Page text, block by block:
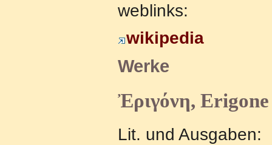
weblinks:
wikipedia
Werke
Ἐριγόνη, Erigone
Lit. und Ausgaben: